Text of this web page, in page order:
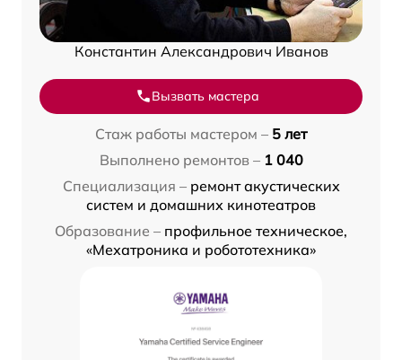
Константин Александрович Иванов
Вызвать мастера
Стаж работы мастером – 5 лет
Выполнено ремонтов – 1 040
Специализация – ремонт акустических
систем и домашних кинотеатров
Образование – профильное техническое,
«Мехатроника и робототехника»